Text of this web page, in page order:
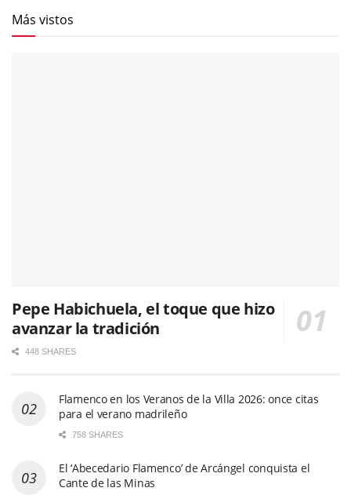
Más vistos
Pepe Habichuela, el toque que hizo
avanzar la tradición
448 SHARES
Flamenco en los Veranos de la Villa 2026: once citas
para el verano madrileño
758 SHARES
El ‘Abecedario Flamenco’ de Arcángel conquista el
Cante de las Minas